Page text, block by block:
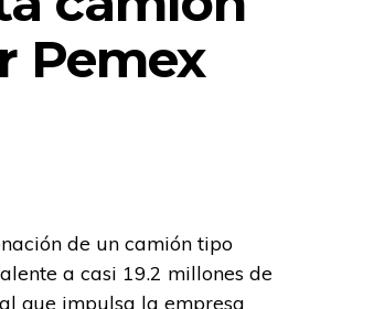
Pemex
de un camión tipo
a casi 19.2 millones de
que impulsa la empresa